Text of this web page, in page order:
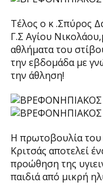
Τέλος ο κ .Σπύρος
Γ.Σ Αγίου
αθλήματα του
την εβδομάδα με
την άθληση!
Η πρωτοβουλία
Κριτσάς αποτελεί
προώθηση της
παιδιά από μικρή